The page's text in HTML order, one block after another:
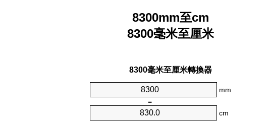
8300mm至cm
8300毫米至厘米
8300毫米至厘米轉換器
mm
=
cm